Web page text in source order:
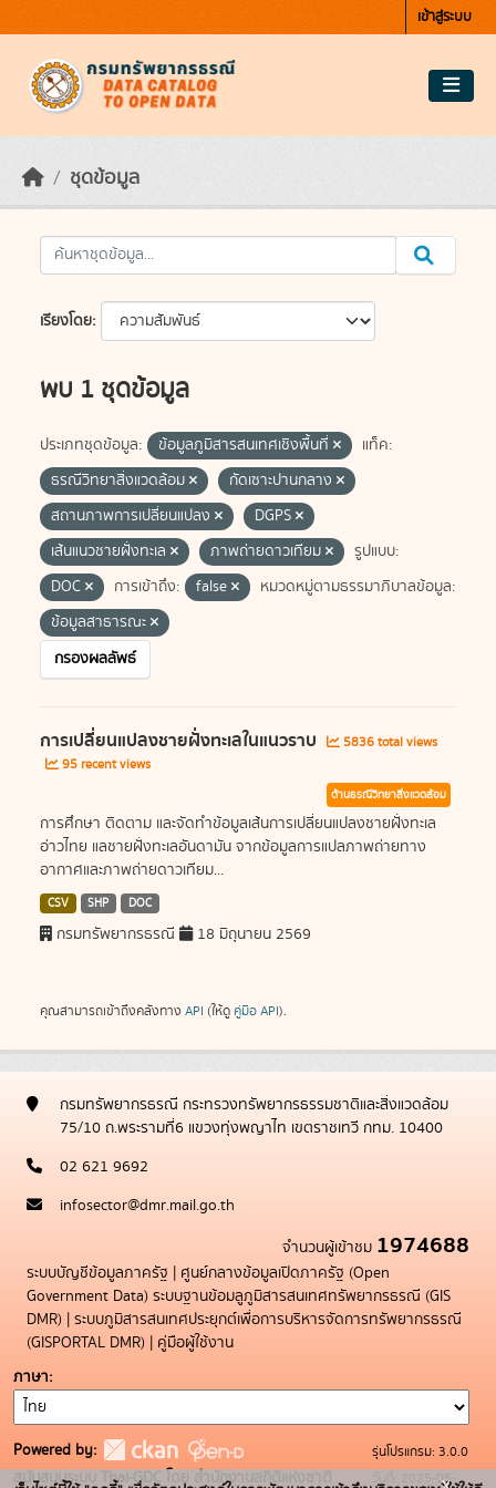
เข้าสู่ระบบ
ชุดข้อมูล
เรียงโดย
พบ 1 ชุดข้อมูล
ประเภทชุดข้อมูล: ข้อมูลภูมิสารสนเทศเชิงพื้นที่
แท็ค:
ธรณีวิทยาสิ่งแวดล้อม
กัดเซาะปานกลาง
สถานภาพการเปลี่ยนแปลง
DGPS
เส้นแนวชายฝั่งทะเล
ภาพถ่ายดาวเทียม
รูปแบบ:
DOC
การเข้าถึง: false
หมวดหมู่ตามธรรมาภิบาลข้อมูล:
ข้อมูลสาธารณะ
กรองผลลัพธ์
การเปลี่ยนแปลงชายฝั่งทะเลในแนวราบ
5836 total views
95 recent views
ด้านธรณีวิทยาสิ่งแวดล้อม
การศึกษา ติดตาม และจัดทำข้อมูลเส้นการเปลี่ยนแปลงชายฝั่งทะเล
อ่าวไทย แลชายฝั่งทะเลอันดามัน จากข้อมูลการแปลภาพถ่ายทาง
อากาศและภาพถ่ายดาวเทียม...
CSV SHP DOC
กรมทรัพยากรธรณี 18 มิถุนายน 2569
คุณสามารถเข้าถึงคลังทาง API (ให้ดู คู่มือ API).
กรมทรัพยากรธรณี กระทรวงทรัพยากรธรรมชาติและสิ่งแวดล้อม
75/10 ถ.พระรามที่6 แขวงทุ่งพญาไท เขตราชเทวี กทม. 10400
02 621 9692
infosector@dmr.mail.go.th
จำนวนผู้เข้าชม 1974688
ระบบบัญชีข้อมูลภาครัฐ | ศูนย์กลางข้อมูลเปิดภาครัฐ (Open
Government Data) ระบบฐานข้อมลูภูมิสารสนเทศทรัพยากรธรณี (GIS
DMR) | ระบบภูมิสารสนเทศประยุกต์เพื่อการบริหารจัดการทรัพยากรธรณี
(GISPORTAL DMR) | คู่มือผู้ใช้งาน
ภาษา
Powered by:
สนับสนุนระบบ Thai-GDC โดย สำนักงานสถิติแห่งชาติ
รุ่นโปรแกรม: 3.0.0
วันที่: 2025-05-